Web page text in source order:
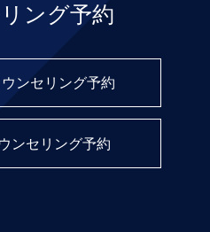
ング予約
ンセリング予約
ンセリング予約